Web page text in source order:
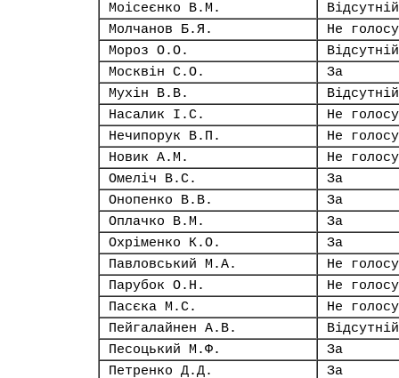
Моісеєнко В.М.
Відсутній
Молчанов Б.Я.
Не
Мороз О.О.
Відсутній
Москвін С.О.
За
Мухін В.В.
Відсутній
Насалик І.С.
Не
Нечипорук В.П.
Не
Новик А.М.
Не
Омеліч В.С.
За
Онопенко В.В.
За
Оплачко В.М.
За
Охріменко К.О.
За
Павловський М.А.
Не
Парубок О.Н.
Не
Пасєка М.С.
Не
Пейгалайнен А.В.
Відсутній
Песоцький М.Ф.
За
Петренко Д.Д.
За